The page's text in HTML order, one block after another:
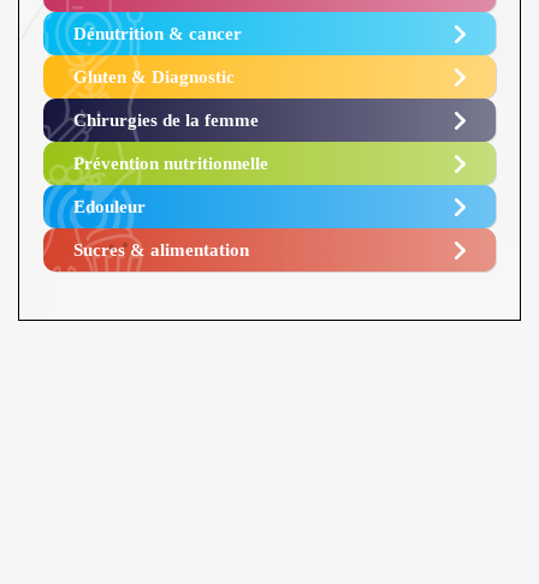
Dénutrition & cancer
Gluten & Diagnostic
Chirurgies de la femme
Prévention nutritionnelle
Edouleur​
Sucres & alimentation​